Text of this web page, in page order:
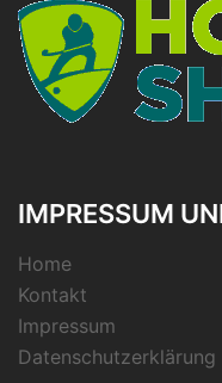
IMPRESSUM
Home
Kontakt
Impressum
Datenschutzerklärung